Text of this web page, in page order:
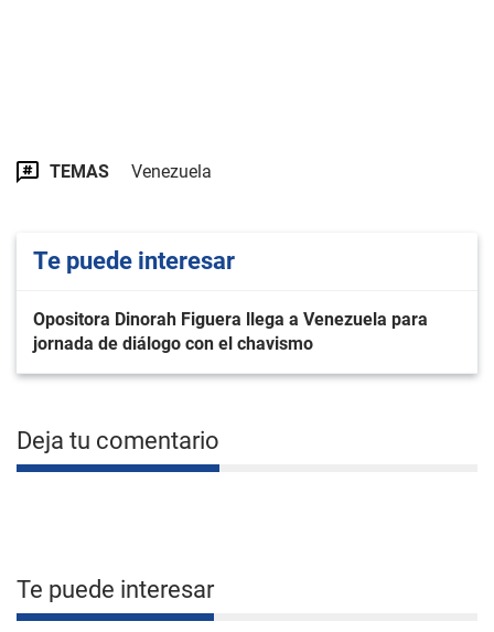
TEMAS Venezuela
Te puede interesar
Opositora Dinorah Figuera llega a Venezuela para
jornada de diálogo con el chavismo
Deja tu comentario
Te puede interesar